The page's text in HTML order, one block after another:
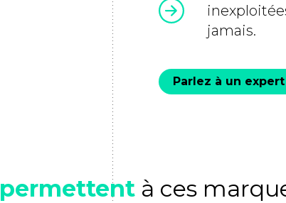
jamais.
Parlez à un expert
permettentà ces